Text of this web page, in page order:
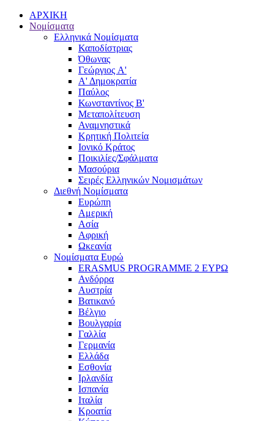
ΑΡΧΙΚΗ
Νομίσματα
Ελληνικά Νομίσματα
Καποδίστριας
Όθωνας
Γεώργιος A'
Α' Δημοκρατία
Παύλος
Κωνσταντίνος Β'
Μεταπολίτευση
Αναμνηστικά
Κρητική Πολιτεία
Ιονικό Κράτος
Ποικιλίες/Σφάλματα
Μασούρια
Σειρές Ελληνικών Νομισμάτων
Διεθνή Νομίσματα
Ευρώπη
Αμερική
Ασία
Αφρική
Ωκεανία
Νομίσματα Ευρώ
ERASMUS PROGRAMME 2 ΕΥΡΩ
Ανδόρρα
Αυστρία
Βατικανό
Βέλγιο
Βουλγαρία
Γαλλία
Γερμανία
Ελλάδα
Εσθονία
Ιρλανδία
Ισπανία
Ιταλία
Κροατία